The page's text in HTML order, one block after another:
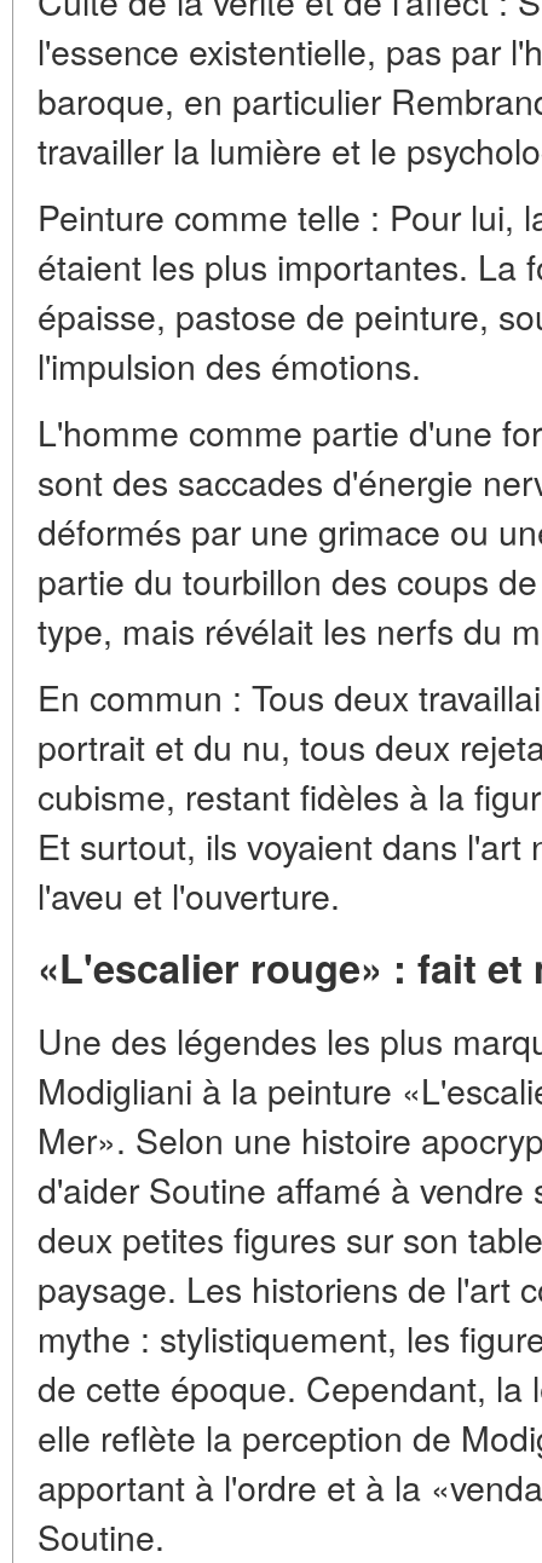
l'essence existentielle, pas par
baroque, en particulier
travailler la lumière et le
Peinture comme telle : Pour lui,
étaient les plus importantes. La
épaisse, pastose de peinture,
l'impulsion des émotions.
L'homme comme partie d'une
sont des saccades d'énergie
déformés par une grimace ou
partie du tourbillon des coups
type, mais révélait les nerfs du
En commun : Tous deux
portrait et du nu, tous deux
cubisme, restant fidèles à la
Et surtout, ils voyaient dans
l'aveu et l'ouverture.
«L'escalier rouge» : fait et
Une des légendes les plus
Modigliani à la peinture
Mer». Selon une histoire
d'aider Soutine affamé à
deux petites figures sur son
paysage. Les historiens de l'art
mythe : stylistiquement, les
de cette époque. Cependant,
elle reflète la perception de
apportant à l'ordre et à la
Soutine.